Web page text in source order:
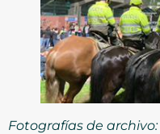
Fotografías de